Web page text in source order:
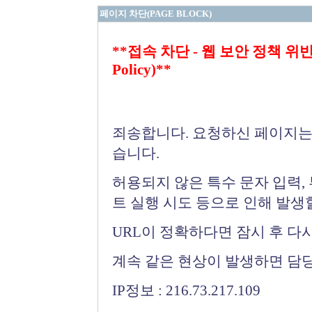
페이지 차단(PAGE BLOCK)
**접속 차단 - 웹 보안 정책 위
Policy)**
죄송합니다. 요청하신 페이지
습니다.
허용되지 않은 특수 문자 입력
트 실행 시도 등으로 인해 발생
URL이 정확하다면 잠시 후 다
계속 같은 현상이 발생하면 담
IP정보 : 216.73.217.109